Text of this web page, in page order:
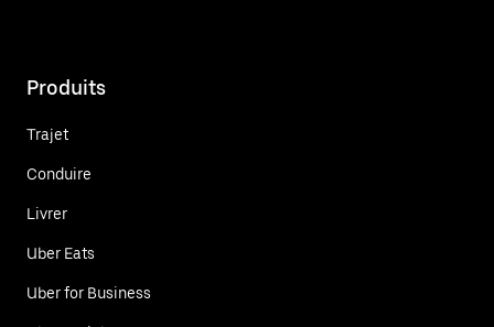
Produits
Trajet
Conduire
Livrer
Uber Eats
Uber for Business